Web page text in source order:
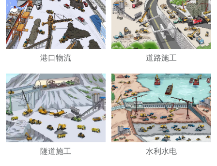
港口物流 道路施工
隧道施工 水利水电